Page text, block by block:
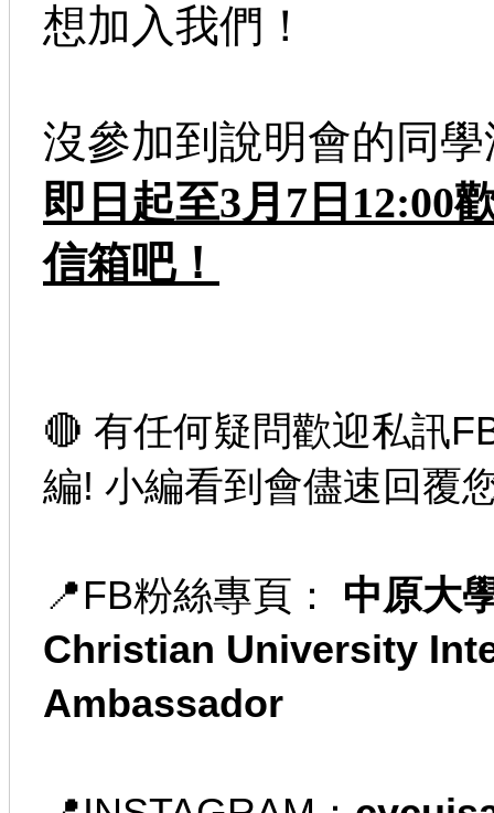
想加入我們！
沒參加到說明會的同
即日起至3月7日12:00
信箱吧！
🔴 有任何疑問歡迎私訊
編! 小編看到會儘速回覆
📍FB粉絲專頁： 中原大
Christian University
Ambassador